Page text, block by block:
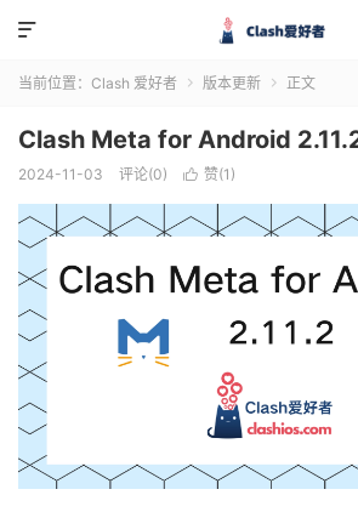

当前位置： Clash 爱好者  版本更新  正文
Clash Meta for Android
2024-11-03 评论(0)  赞(1 )